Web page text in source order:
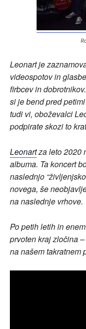
Leonart je
videospotov in
firbcev in
si je bend pred
tudi vi, oboževalci
podpirate skozi to
Leonartza leto 2020
albuma. Ta koncert
naslednjo
novega, še
na naslednje vrhove.
Po petih letih in
prvoten kraj zločina
na našem takratnem